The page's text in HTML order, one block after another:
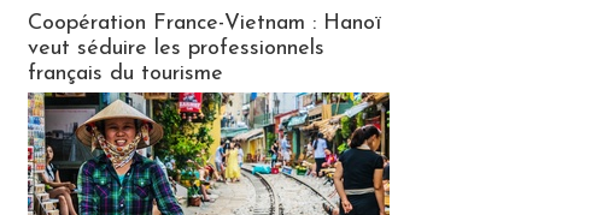
Coopération France-Vietnam : Hanoï
veut séduire les professionnels
français du tourisme